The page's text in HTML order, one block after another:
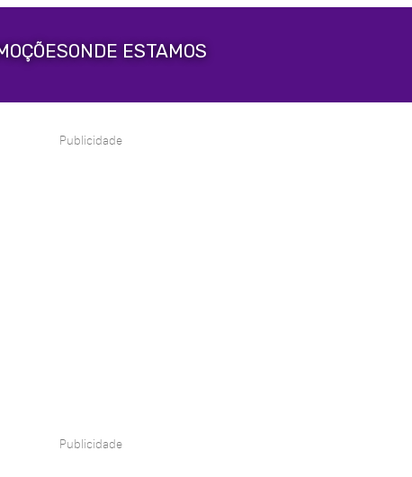
ONDE ESTAMOS
Publicidade
Publicidade